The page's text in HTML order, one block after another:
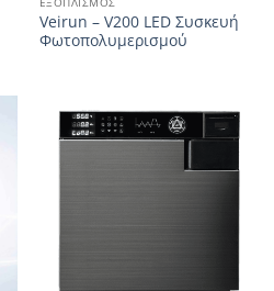
Veirun – V200 LED Συσκευή
Φωτοπολυμερισμού